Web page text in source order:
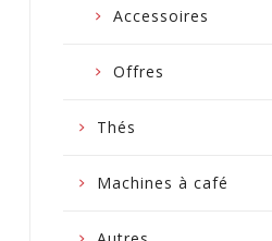
Accessoires
Offres
Thés
Machines à café